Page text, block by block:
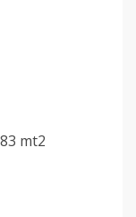
mt2